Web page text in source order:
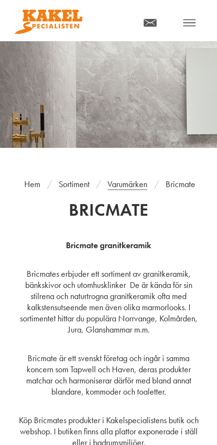
MENY
Hem Sortiment Varumärken Bricmate
BRICMATE
Bricmate granitkeramik
Bricmates erbjuder ett sortiment av granitkeramik,
bänkskivor och utomhusklinker De är kända för sin
stilrena och naturtrogna granitkeramik ofta med
kalkstensutseende men även olika marmorlooks. I
sortimentet hittar du populära Norrvange, Kolmården,
Jura, Glanshammar m.m.
Bricmate är ett svenskt företag och ingår i samma
koncern som Tapwell och Haven, deras produkter
matchar och harmoniserar därför med bland annat
blandare, kommoder och toaletter.
Köp Bricmates produkter i Kakelspecialistens butik och
webshop. I butiken finns alla plattor exponerade i ställ
eller i badrumsmiljöer.